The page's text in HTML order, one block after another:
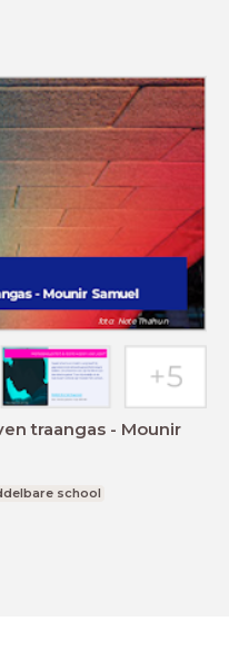
traangas - Mounir
school